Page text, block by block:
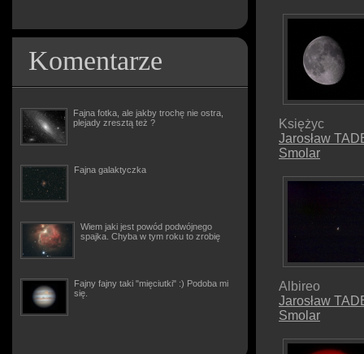
Komentarze
Fajna fotka, ale jakby trochę nie ostra,
plejady zresztą też ?
Fajna galaktyczka
Wiem jaki jest powód podwójnego
spajka. Chyba w tym roku to zrobię
Fajny fajny taki "mięciutki" :) Podoba mi
się.
Księżyc
Jarosław
Smolar
Albireo
Jarosław
Smolar